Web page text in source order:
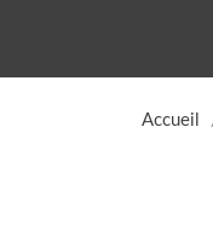
Accueil